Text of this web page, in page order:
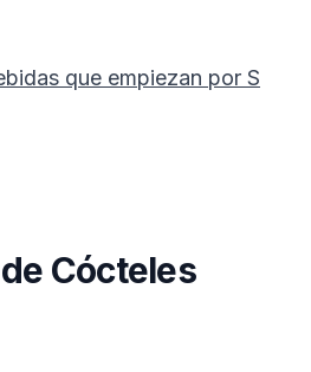
que empiezan por S
Cócteles